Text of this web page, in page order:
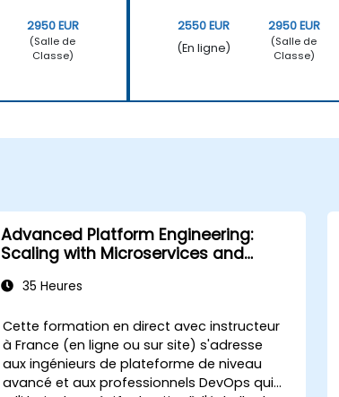
2950 EUR
(Salle de
Classe)
2550 EUR
(En ligne)
2950 EUR
(Salle de
Classe)
Advanced Platform Engineering:
Scaling with Microservices and
35 Heures
Cette formation en direct avec instructeur
à France (en ligne ou sur site) s'adresse
aux ingénieurs de plateforme de niveau
avancé et aux professionnels DevOps qui